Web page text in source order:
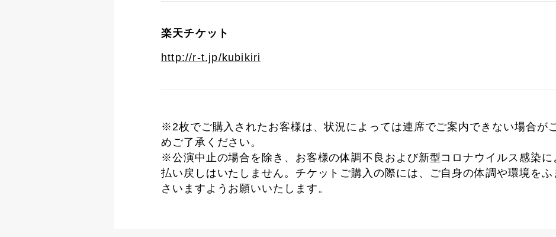
楽天チケット
http://r-t.jp/kubikiri
※2枚でご購入されたお客様は、状況によっては連席でご案内できない場合が
めご了承ください。
※公演中止の場合を除き、お客様の体調不良および新型コロナウイルス感染に
払い戻しはいたしません。チケットご購入の際には、ご自身の体調や環境を
さいますようお願いいたします。